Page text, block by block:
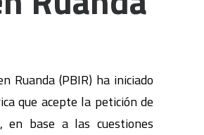
Ruanda (PBIR) ha iniciado
que acepte la petición de
en base a las cuestiones